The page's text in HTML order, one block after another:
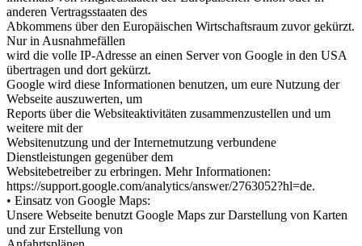
anderen Vertragsstaaten des
Abkommens über den Europäischen Wirtschaftsraum zuvor gekürzt.
Nur in Ausnahmefällen
wird die volle IP-Adresse an einen Server von Google in den USA
übertragen und dort gekürzt.
Google wird diese Informationen benutzen, um eure Nutzung der
Webseite auszuwerten, um
Reports über die Websiteaktivitäten zusammenzustellen und um
weitere mit der
Websitenutzung und der Internetnutzung verbundene
Dienstleistungen gegenüber dem
Websitebetreiber zu erbringen. Mehr Informationen:
https://support.google.com/analytics/answer/2763052?hl=de.
• Einsatz von Google Maps:
Unsere Webseite benutzt Google Maps zur Darstellung von Karten
und zur Erstellung von